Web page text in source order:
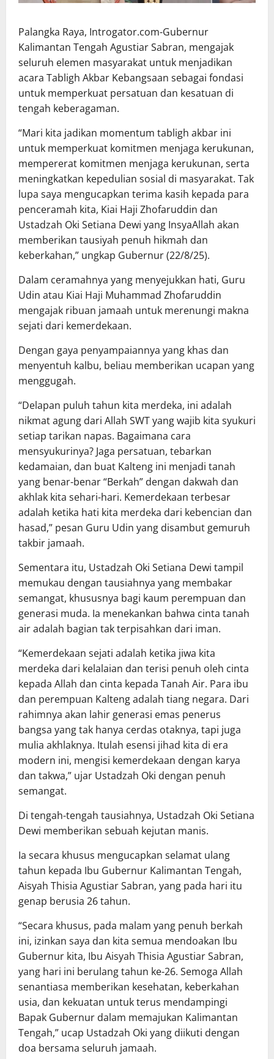
Palangka Raya, Introgator.com-Gubernur
Kalimantan Tengah Agustiar Sabran, mengajak
seluruh elemen masyarakat untuk menjadikan
acara Tabligh Akbar Kebangsaan sebagai fondasi
untuk memperkuat persatuan dan kesatuan di
tengah keberagaman.
“Mari kita jadikan momentum tabligh akbar ini
untuk memperkuat komitmen menjaga kerukunan,
mempererat komitmen menjaga kerukunan, serta
meningkatkan kepedulian sosial di masyarakat. Tak
lupa saya mengucapkan terima kasih kepada para
penceramah kita, Kiai Haji Zhofaruddin dan
Ustadzah Oki Setiana Dewi yang InsyaAllah akan
memberikan tausiyah penuh hikmah dan
keberkahan,” ungkap Gubernur (22/8/25).
Dalam ceramahnya yang menyejukkan hati, Guru
Udin atau Kiai Haji Muhammad Zhofaruddin
mengajak ribuan jamaah untuk merenungi makna
sejati dari kemerdekaan.
Dengan gaya penyampaiannya yang khas dan
menyentuh kalbu, beliau memberikan ucapan yang
menggugah.
“Delapan puluh tahun kita merdeka, ini adalah
nikmat agung dari Allah SWT yang wajib kita syukuri
setiap tarikan napas. Bagaimana cara
mensyukurinya? Jaga persatuan, tebarkan
kedamaian, dan buat Kalteng ini menjadi tanah
yang benar-benar “Berkah” dengan dakwah dan
akhlak kita sehari-hari. Kemerdekaan terbesar
adalah ketika hati kita merdeka dari kebencian dan
hasad,” pesan Guru Udin yang disambut gemuruh
takbir jamaah.
Sementara itu, Ustadzah Oki Setiana Dewi tampil
memukau dengan tausiahnya yang membakar
semangat, khususnya bagi kaum perempuan dan
generasi muda. Ia menekankan bahwa cinta tanah
air adalah bagian tak terpisahkan dari iman.
“Kemerdekaan sejati adalah ketika jiwa kita
merdeka dari kelalaian dan terisi penuh oleh cinta
kepada Allah dan cinta kepada Tanah Air. Para ibu
dan perempuan Kalteng adalah tiang negara. Dari
rahimnya akan lahir generasi emas penerus
bangsa yang tak hanya cerdas otaknya, tapi juga
mulia akhlaknya. Itulah esensi jihad kita di era
modern ini, mengisi kemerdekaan dengan karya
dan takwa,” ujar Ustadzah Oki dengan penuh
semangat.
Di tengah-tengah tausiahnya, Ustadzah Oki Setiana
Dewi memberikan sebuah kejutan manis.
Ia secara khusus mengucapkan selamat ulang
tahun kepada Ibu Gubernur Kalimantan Tengah,
Aisyah Thisia Agustiar Sabran, yang pada hari itu
genap berusia 26 tahun.
“Secara khusus, pada malam yang penuh berkah
ini, izinkan saya dan kita semua mendoakan Ibu
Gubernur kita, Ibu Aisyah Thisia Agustiar Sabran,
yang hari ini berulang tahun ke-26. Semoga Allah
senantiasa memberikan kesehatan, keberkahan
usia, dan kekuatan untuk terus mendampingi
Bapak Gubernur dalam memajukan Kalimantan
Tengah,” ucap Ustadzah Oki yang diikuti dengan
doa bersama seluruh jamaah.